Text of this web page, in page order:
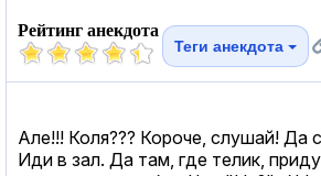
Рейтинг анекдота
Теги анекдота
Але!!! Коля??? Короче, слушай! Да
Иди в зал. Да там, где телик,